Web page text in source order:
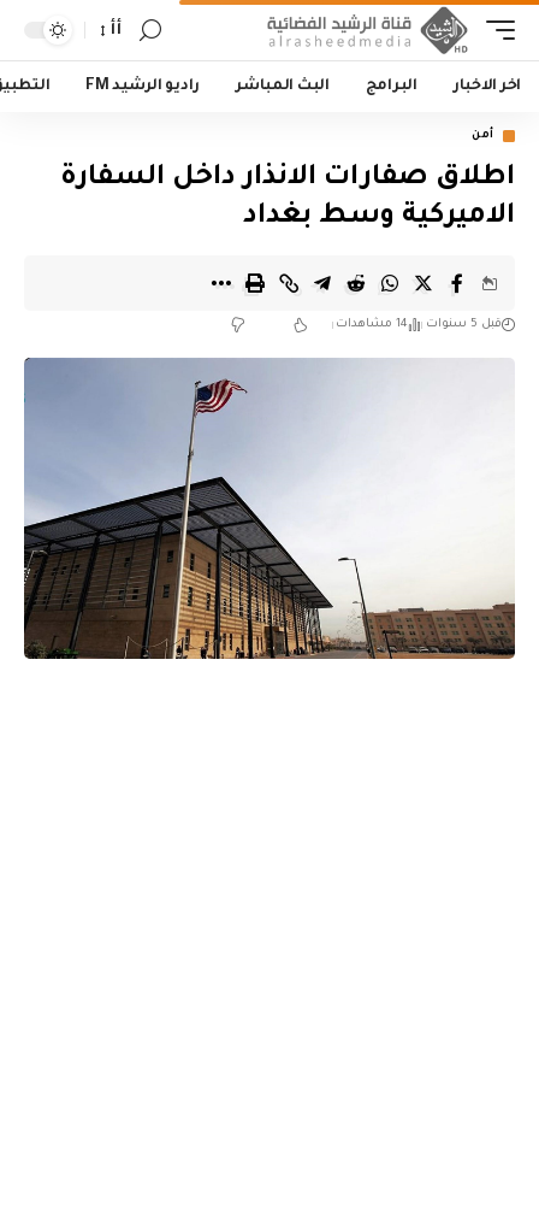
أأ
اخر الاخبار البرامج البث المباشر راديو الرشيد FM
أمن
اطلاق صفارات الانذار داخل السفارة
الاميركية وسط بغداد
قبل 5 سنوات 14 مشاهدات